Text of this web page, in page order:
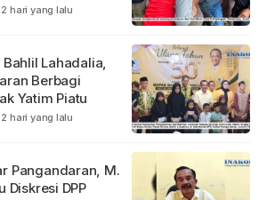
2 hari yang lalu
2 hari yang lalu
Lahadalia,
Berbagi
Yatim Piatu
Pangandaran, M.
Diskresi DPP